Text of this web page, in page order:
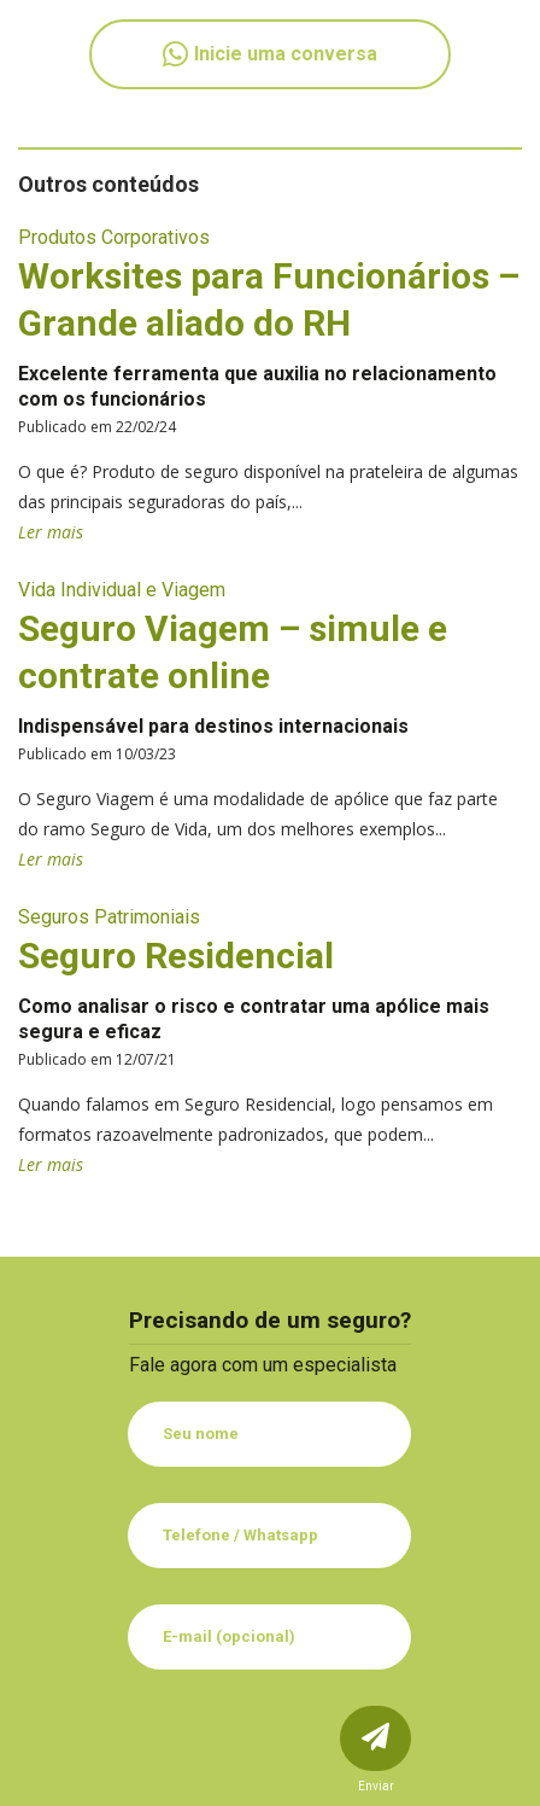
Inicie uma conversa
Outros conteúdos
Produtos Corporativos
Worksites para Funcionários –
Grande aliado do RH
Excelente ferramenta que auxilia no relacionamento
com os funcionários
Publicado em 22/02/24
O que é? Produto de seguro disponível na prateleira de algumas
das principais seguradoras do país,...
Ler mais
Vida Individual e Viagem
Seguro Viagem – simule e
contrate online
Indispensável para destinos internacionais
Publicado em 10/03/23
O Seguro Viagem é uma modalidade de apólice que faz parte
do ramo Seguro de Vida, um dos melhores exemplos...
Ler mais
Seguros Patrimoniais
Seguro Residencial
Como analisar o risco e contratar uma apólice mais
segura e eficaz
Publicado em 12/07/21
Quando falamos em Seguro Residencial, logo pensamos em
formatos razoavelmente padronizados, que podem...
Ler mais
Precisando de um seguro?
Fale agora com um especialista
Enviar